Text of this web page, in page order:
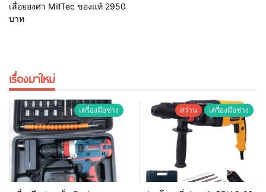
เลื่อยองศา MillTec ของแท้ 2950
บาท
เรื่องมาใหม่
เครื่องมือช่าง สว่าน เครื่องมือช่าง